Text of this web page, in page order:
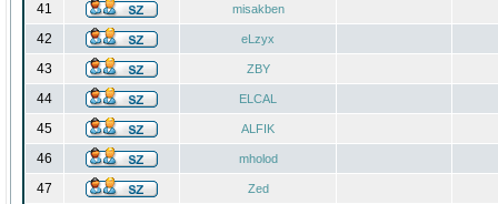
41 misakben
42 eLzyx
43 ZBY
44 ELCAL
45 ALFIK
46 mholod
47 Zed